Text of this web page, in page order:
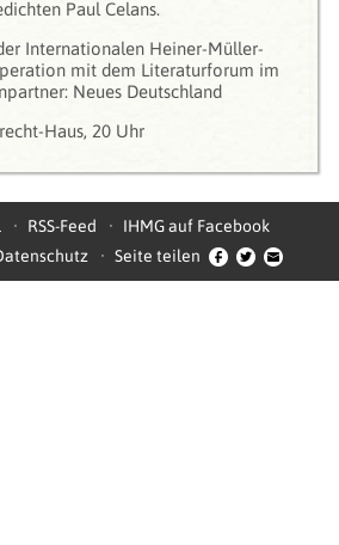
Paul Celans.
Internationalen Heiner-Müller-
mit dem Literaturforum im
Neues Deutschland
Haus, 20 Uhr
RSS-Feed
IHMG auf Facebook
Seite teilen